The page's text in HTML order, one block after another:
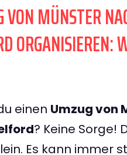
MÜNSTER
ORGANISIEREN:
einen Umzug von
? Keine Sorge!
Es kann immer